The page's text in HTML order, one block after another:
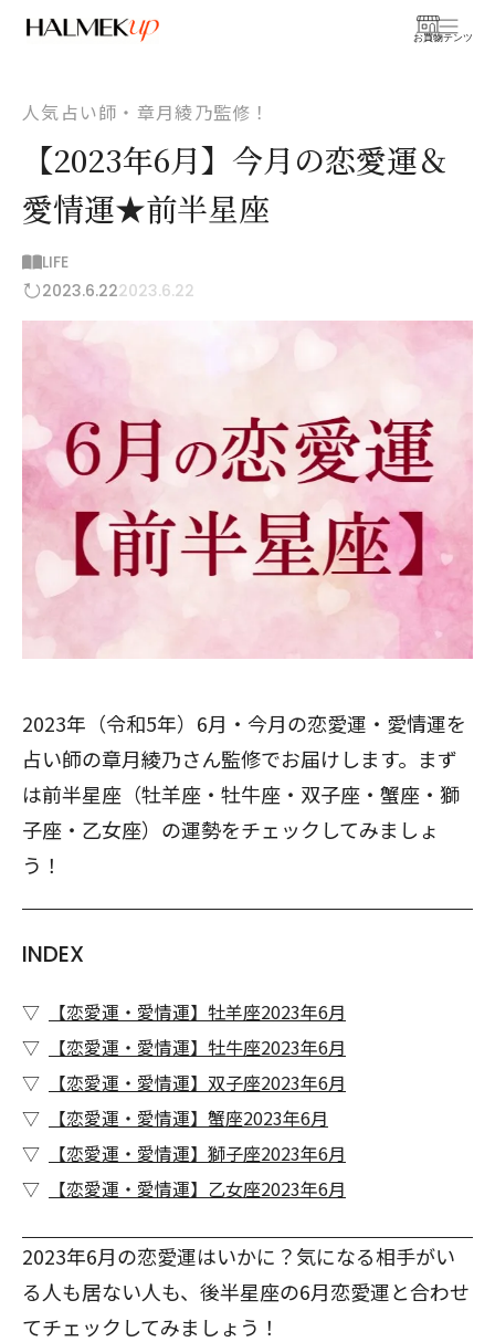
お買物
コンテンツ
人気占い師・章月綾乃監修！
【2023年6月】今月の恋愛運＆
愛情運★前半星座
LIFE
2023.6.222023.6.22
2023年（令和5年）6月・今月の恋愛運・愛情運を
占い師の章月綾乃さん監修でお届けします。まず
は前半星座（牡羊座・牡牛座・双子座・蟹座・獅
子座・乙女座）の運勢をチェックしてみましょ
う！
INDEX
【恋愛運・愛情運】牡羊座2023年6月
【恋愛運・愛情運】牡牛座2023年6月
【恋愛運・愛情運】双子座2023年6月
【恋愛運・愛情運】蟹座2023年6月
【恋愛運・愛情運】獅子座2023年6月
【恋愛運・愛情運】乙女座2023年6月
2023年6月の恋愛運はいかに？気になる相手がい
る人も居ない人も、 後半星座の6月恋愛運と合わせ
てチェックしてみましょう！